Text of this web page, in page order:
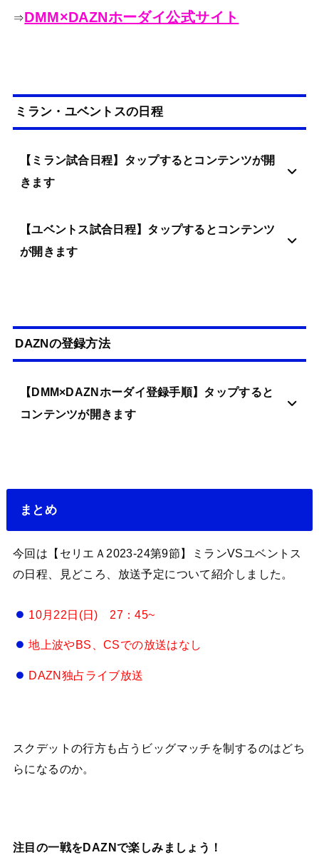
⇒DMM×DAZNホーダイ公式サイト
ミラン・ユベントスの日程
【ミラン試合日程】タップするとコンテンツが開
きます
【ユベントス試合日程】タップするとコンテンツ
が開きます
DAZNの登録方法
【DMM×DAZNホーダイ登録手順】タップすると
コンテンツが開きます
まとめ
今回は【セリエＡ2023-24第9節】ミランVSユベントス
の日程、見どころ、放送予定について紹介しました。
10月22日(日) 27：45~
地上波やBS、CSでの放送はなし
DAZN独占ライブ放送
スクデットの行方も占うビッグマッチを制するのはどち
らになるのか。
注目の一戦をDAZNで楽しみましょう！